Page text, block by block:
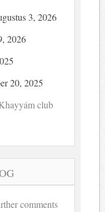
3, 2026
2026
20, 2025
club
comments